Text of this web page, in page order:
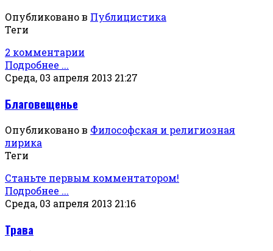
Опубликовано в Публицистика
Теги
2 комментарии
Подробнее ...
Среда, 03 апреля 2013 21:27
Благовещенье
Опубликовано в Философская и религиозная
лирика
Теги
Станьте первым комментатором!
Подробнее ...
Среда, 03 апреля 2013 21:16
Трава